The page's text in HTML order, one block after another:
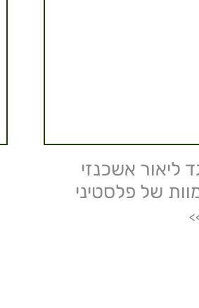
ליאור אשכנזי
של פלסטיני